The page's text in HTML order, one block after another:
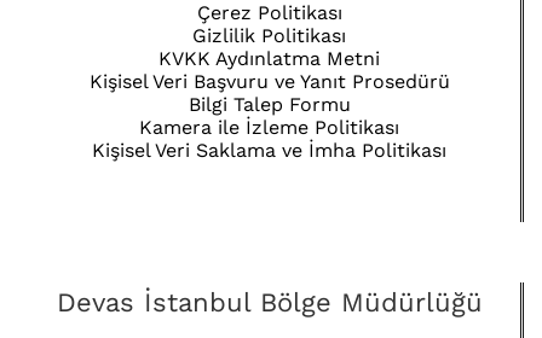
Çerez Politikası
Gizlilik Politikası
KVKK Aydınlatma Metni
Kişisel Veri Başvuru ve Yanıt Prosedürü
Bilgi Talep Formu
Kamera ile İzleme Politikası
Kişisel Veri Saklama ve İmha Politikası
Devas İstanbul Bölge Müdürlüğü